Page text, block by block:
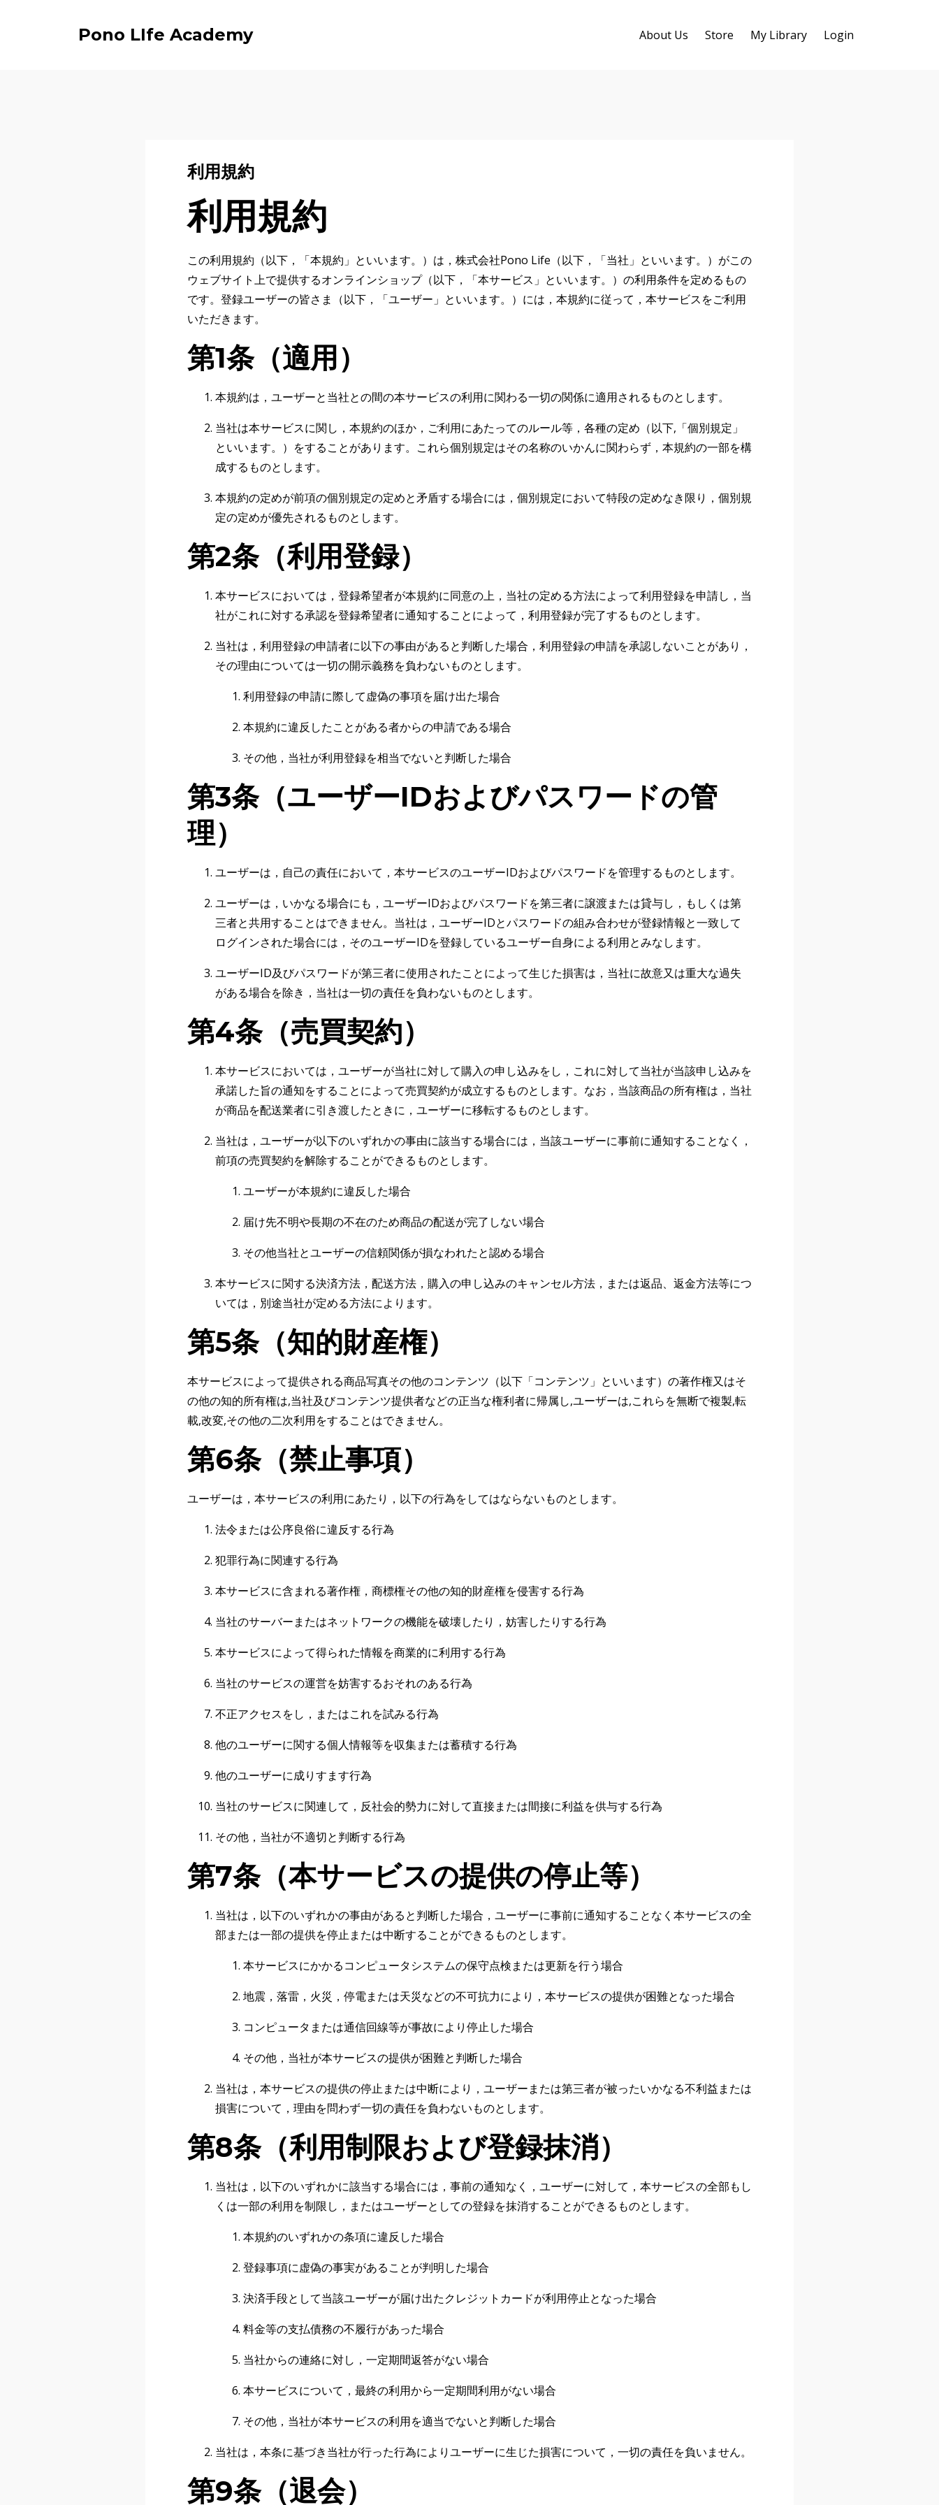
Pono LIfe Academy About Us Store My Library Login
利用規約
利用規約
この利用規約（以下，「本規約」といいます。）は，株式会社Pono Life（以下，「当社」といいます。）がこの
ウェブサイト上で提供するオンラインショップ（以下，「本サービス」といいます。）の利用条件を定めるもの
です。登録ユーザーの皆さま（以下，「ユーザー」といいます。）には，本規約に従って，本サービスをご利用
いただきます。
第1条（適用）
本規約は，ユーザーと当社との間の本サービスの利用に関わる一切の関係に適用されるものとします。
当社は本サービスに関し，本規約のほか，ご利用にあたってのルール等，各種の定め（以下,「個別規定」
といいます。）をすることがあります。これら個別規定はその名称のいかんに関わらず，本規約の一部を構
成するものとします。
本規約の定めが前項の個別規定の定めと矛盾する場合には，個別規定において特段の定めなき限り，個別規
定の定めが優先されるものとします。
第2条（利用登録）
本サービスにおいては，登録希望者が本規約に同意の上，当社の定める方法によって利用登録を申請し，当
社がこれに対する承認を登録希望者に通知することによって，利用登録が完了するものとします。
当社は，利用登録の申請者に以下の事由があると判断した場合，利用登録の申請を承認しないことがあり，
その理由については一切の開示義務を負わないものとします。
利用登録の申請に際して虚偽の事項を届け出た場合
本規約に違反したことがある者からの申請である場合
その他，当社が利用登録を相当でないと判断した場合
第3条（ユーザーIDおよびパスワードの管
理）
ユーザーは，自己の責任において，本サービスのユーザーIDおよびパスワードを管理するものとします。
ユーザーは，いかなる場合にも，ユーザーIDおよびパスワードを第三者に譲渡または貸与し，もしくは第
三者と共用することはできません。当社は，ユーザーIDとパスワードの組み合わせが登録情報と一致して
ログインされた場合には，そのユーザーIDを登録しているユーザー自身による利用とみなします。
ユーザーID及びパスワードが第三者に使用されたことによって生じた損害は，当社に故意又は重大な過失
がある場合を除き，当社は一切の責任を負わないものとします。
第4条（売買契約）
本サービスにおいては，ユーザーが当社に対して購入の申し込みをし，これに対して当社が当該申し込みを
承諾した旨の通知をすることによって売買契約が成立するものとします。なお，当該商品の所有権は，当社
が商品を配送業者に引き渡したときに，ユーザーに移転するものとします。
当社は，ユーザーが以下のいずれかの事由に該当する場合には，当該ユーザーに事前に通知することなく，
前項の売買契約を解除することができるものとします。
ユーザーが本規約に違反した場合
届け先不明や長期の不在のため商品の配送が完了しない場合
その他当社とユーザーの信頼関係が損なわれたと認める場合
本サービスに関する決済方法，配送方法，購入の申し込みのキャンセル方法，または返品、返金方法等につ
いては，別途当社が定める方法によります。
第5条（知的財産権）
本サービスによって提供される商品写真その他のコンテンツ（以下「コンテンツ」といいます）の著作権又はそ
の他の知的所有権は,当社及びコンテンツ提供者などの正当な権利者に帰属し,ユーザーは,これらを無断で複製,転
載,改変,その他の二次利用をすることはできません。
第6条（禁止事項）
ユーザーは，本サービスの利用にあたり，以下の行為をしてはならないものとします。
法令または公序良俗に違反する行為
犯罪行為に関連する行為
本サービスに含まれる著作権，商標権その他の知的財産権を侵害する行為
当社のサーバーまたはネットワークの機能を破壊したり，妨害したりする行為
本サービスによって得られた情報を商業的に利用する行為
当社のサービスの運営を妨害するおそれのある行為
不正アクセスをし，またはこれを試みる行為
他のユーザーに関する個人情報等を収集または蓄積する行為
他のユーザーに成りすます行為
当社のサービスに関連して，反社会的勢力に対して直接または間接に利益を供与する行為
その他，当社が不適切と判断する行為
第7条（本サービスの提供の停止等）
当社は，以下のいずれかの事由があると判断した場合，ユーザーに事前に通知することなく本サービスの全
部または一部の提供を停止または中断することができるものとします。
本サービスにかかるコンピュータシステムの保守点検または更新を行う場合
地震，落雷，火災，停電または天災などの不可抗力により，本サービスの提供が困難となった場合
コンピュータまたは通信回線等が事故により停止した場合
その他，当社が本サービスの提供が困難と判断した場合
当社は，本サービスの提供の停止または中断により，ユーザーまたは第三者が被ったいかなる不利益または
損害について，理由を問わず一切の責任を負わないものとします。
第8条（利用制限および登録抹消）
当社は，以下のいずれかに該当する場合には，事前の通知なく，ユーザーに対して，本サービスの全部もし
くは一部の利用を制限し，またはユーザーとしての登録を抹消することができるものとします。
本規約のいずれかの条項に違反した場合
登録事項に虚偽の事実があることが判明した場合
決済手段として当該ユーザーが届け出たクレジットカードが利用停止となった場合
料金等の支払債務の不履行があった場合
当社からの連絡に対し，一定期間返答がない場合
本サービスについて，最終の利用から一定期間利用がない場合
その他，当社が本サービスの利用を適当でないと判断した場合
当社は，本条に基づき当社が行った行為によりユーザーに生じた損害について，一切の責任を負いません。
第9条（退会）